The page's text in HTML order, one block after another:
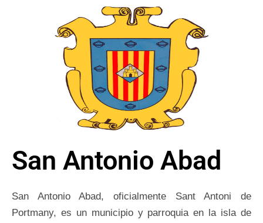
San Antonio Abad
San Antonio Abad, oficialmente Sant Antoni de
Portmany, es un municipio y parroquia en la isla de